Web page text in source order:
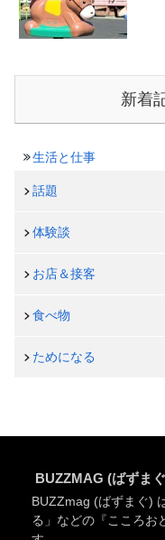
新着
生活と仕事
話題
体験談
お店＆接客
食べ物
ためになる
BUZZMAG (ばずま
BUZZmag (ばずまぐ)
る」などの『こころお